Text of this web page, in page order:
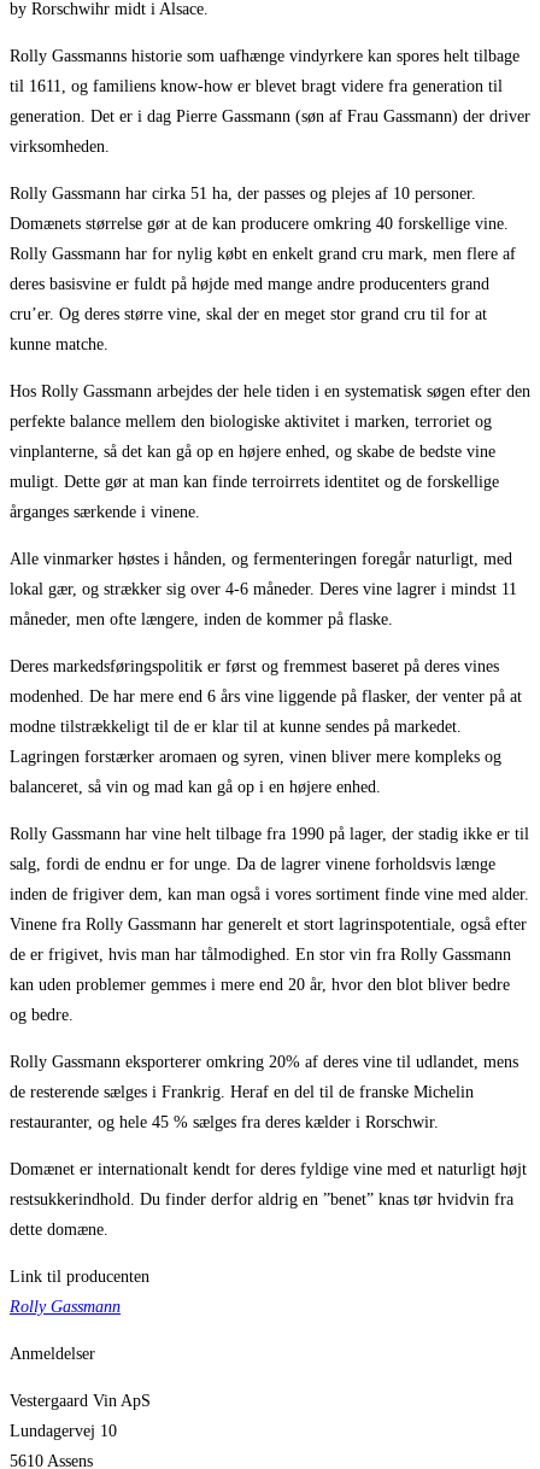
by Rorschwihr midt i Alsace.
Rolly Gassmanns historie som uafhænge vindyrkere kan spores helt tilbage
til 1611, og familiens know-how er blevet bragt videre fra generation til
generation. Det er i dag Pierre Gassmann (søn af Frau Gassmann) der driver
virksomheden.
Rolly Gassmann har cirka 51 ha, der passes og plejes af 10 personer.
Domænets størrelse gør at de kan producere omkring 40 forskellige vine.
Rolly Gassmann har for nylig købt en enkelt grand cru mark, men flere af
deres basisvine er fuldt på højde med mange andre producenters grand
cru’er. Og deres større vine, skal der en meget stor grand cru til for at
kunne matche.
Hos Rolly Gassmann arbejdes der hele tiden i en systematisk søgen efter den
perfekte balance mellem den biologiske aktivitet i marken, terroriet og
vinplanterne, så det kan gå op en højere enhed, og skabe de bedste vine
muligt. Dette gør at man kan finde terroirrets identitet og de forskellige
årganges særkende i vinene.
Alle vinmarker høstes i hånden, og fermenteringen foregår naturligt, med
lokal gær, og strækker sig over 4-6 måneder. Deres vine lagrer i mindst 11
måneder, men ofte længere, inden de kommer på flaske.
Deres markedsføringspolitik er først og fremmest baseret på deres vines
modenhed. De har mere end 6 års vine liggende på flasker, der venter på at
modne tilstrækkeligt til de er klar til at kunne sendes på markedet.
Lagringen forstærker aromaen og syren, vinen bliver mere kompleks og
balanceret, så vin og mad kan gå op i en højere enhed.
Rolly Gassmann har vine helt tilbage fra 1990 på lager, der stadig ikke er til
salg, fordi de endnu er for unge. Da de lagrer vinene forholdsvis længe
inden de frigiver dem, kan man også i vores sortiment finde vine med alder.
Vinene fra Rolly Gassmann har generelt et stort lagrinspotentiale, også efter
de er frigivet, hvis man har tålmodighed. En stor vin fra Rolly Gassmann
kan uden problemer gemmes i mere end 20 år, hvor den blot bliver bedre
og bedre.
Rolly Gassmann eksporterer omkring 20% af deres vine til udlandet, mens
de resterende sælges i Frankrig. Heraf en del til de franske Michelin
restauranter, og hele 45 % sælges fra deres kælder i Rorschwir.
Domænet er internationalt kendt for deres fyldige vine med et naturligt højt
restsukkerindhold. Du finder derfor aldrig en ”benet” knas tør hvidvin fra
dette domæne.
Link til producenten
Rolly Gassmann
Anmeldelser
Vestergaard Vin ApS
Lundagervej 10
5610 Assens